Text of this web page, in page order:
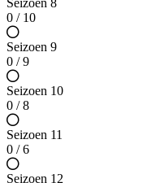
Seizoen 8
0 / 10
Seizoen 9
0 / 9
Seizoen 10
0 / 8
Seizoen 11
0 / 6
Seizoen 12